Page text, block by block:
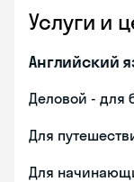
Услуги и
Английский
Деловой - для
Для
Для